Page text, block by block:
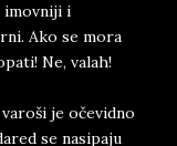
imovniji i
Ako se mora
Ne, valah!
je očevidno
se nasipaju